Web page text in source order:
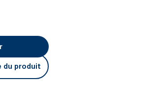
du produit